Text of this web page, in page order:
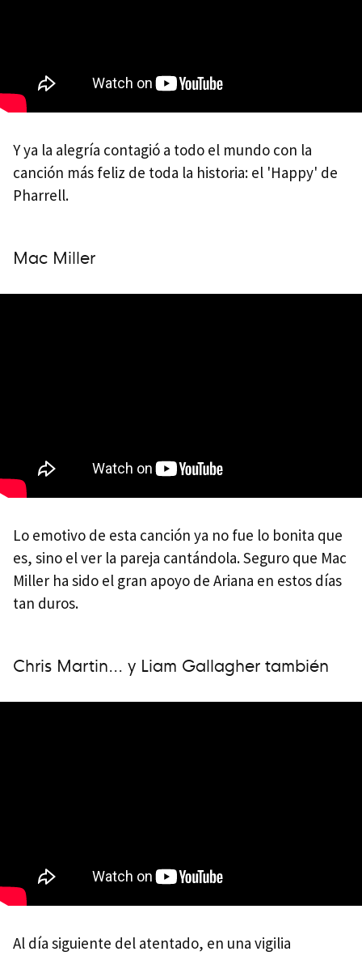
Y ya la alegría contagió a todo el mundo con la
canción más feliz de toda la historia: el 'Happy' de
Pharrell.
Mac Miller
Lo emotivo de esta canción ya no fue lo bonita que
es, sino el ver la pareja cantándola. Seguro que Mac
Miller ha sido el gran apoyo de Ariana en estos días
tan duros.
Chris Martin... y Liam Gallagher también
Al día siguiente del atentado, en una vigilia